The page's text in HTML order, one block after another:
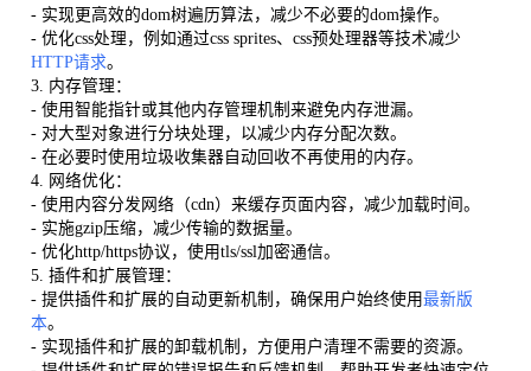
- 实现更高效的dom树遍历算法，减少不必要的dom操作。
- 优化css处理，例如通过css sprites、css预处理器等技术减少
HTTP请求。
3. 内存管理：
- 使用智能指针或其他内存管理机制来避免内存泄漏。
- 对大型对象进行分块处理，以减少内存分配次数。
- 在必要时使用垃圾收集器自动回收不再使用的内存。
4. 网络优化：
- 使用内容分发网络（cdn）来缓存页面内容，减少加载时间。
- 实施gzip压缩，减少传输的数据量。
- 优化http/https协议，使用tls/ssl加密通信。
5. 插件和扩展管理：
- 提供插件和扩展的自动更新机制，确保用户始终使用最新版
本。
- 实现插件和扩展的卸载机制，方便用户清理不需要的资源。